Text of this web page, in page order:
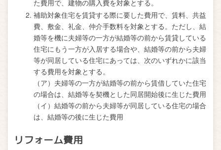
た費用で、建物の購入費を対象とする。
補助対象住宅を賃貸する際に要した費用で、賃料、共益
費、敷金、礼金、仲介手数料を対象とする。ただし、結
婚等を機に夫婦等の一方が結婚等の前から賃貸している
住宅にもう一方が入居する場合や、結婚等の前から夫婦
等が同居している住宅にあっては、次のいずれかに該当
する費用を対象とする。
（ア）夫婦等の一方が結婚等の前から賃借していた住宅
の場合は、結婚等を契機とした同居開始後に生じた費用
（イ）結婚等の前から夫婦等が同居している住宅の場合
は、結婚等の後に生じた費用
リフォーム費用